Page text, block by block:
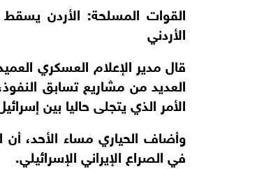
القوات المسلحة: الأردن يسقط
الأردني
قال مدير الإعلام العسكري
العديد من مشاريع تسابق
الأمر الذي يتجلى حاليا بين
وأضاف الحياري مساء الأحد، أن
في الصراع الإيراني الإسرائيلي.